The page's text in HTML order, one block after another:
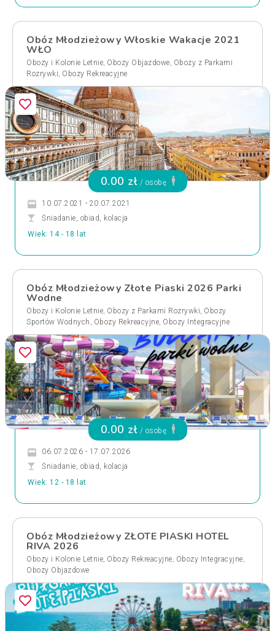
Obóz Młodzieżowy Włoskie Wakacje 2021
WŁO
Obozy i Kolonie Letnie, Obozy Objazdowe, Obozy z Parkami
Rozrywki, Obozy Rekreacyjne
0.00 zł / osobę
10.07.2021 - 20.07.2021
Śniadanie, obiad, kolacja
Wiek: 14 - 18 lat
Obóz Młodzieżowy Złote Piaski 2026 Parki
Wodne
Obozy i Kolonie Letnie, Obozy z Parkami Rozrywki, Obozy
Sportów Wodnych , Obozy Rekreacyjne, Obozy Integracyjne
0.00 zł / osobę
06.07.2026 - 17.07.2026
Śniadanie, obiad, kolacja
Wiek: 12 - 18 lat
Obóz Młodzieżowy ZŁOTE PIASKI HOTEL
RIVA 2026
Obozy i Kolonie Letnie, Obozy Rekreacyjne, Obozy Integracyjne,
Obozy Objazdowe